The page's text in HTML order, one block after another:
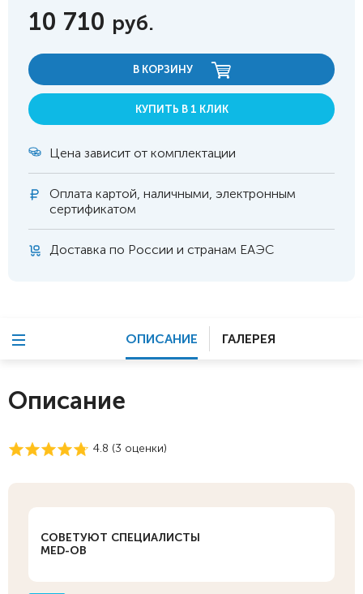
10 710 руб.
В КОРЗИНУ
КУПИТЬ В 1 КЛИК
Цена зависит от комплектации
Оплата картой, наличными, электронным
сертификатом
Доставка по России и странам ЕАЭС
ОПИСАНИЕ ГАЛЕРЕЯ
Описание
4.8 (3 оценки)
СОВЕТУЮТ СПЕЦИАЛИСТЫ
MED-OB